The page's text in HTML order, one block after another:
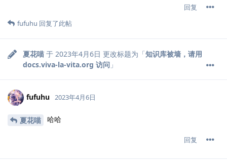
回复
fufuhu 回复了此帖
夏花喵 于 2023年4月6日 更改标题为「知识库被墙，请用
docs.viva-la-vita.org 访问 」
fufuhu 2023年4月6日
夏花喵 哈哈
回复